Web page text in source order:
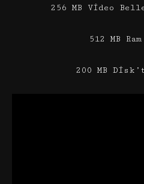
256 MB Video
512 MB
200 MB